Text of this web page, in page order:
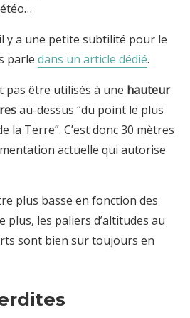
y a une petite subtilité pour le
parle dans un article dédié.
pas être utilisés à une hauteur
au-dessus “du point le plus
la Terre”. C’est donc 30 mètres
actuelle qui autorise
plus basse en fonction des
plus, les paliers d’altitudes au
sont bien sur toujours en